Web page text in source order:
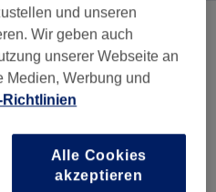
in Repelen, Moers
und unseren
Wir geben auch
unserer Webseite an
Medien, Werbung und
Alle Cookies
akzeptieren